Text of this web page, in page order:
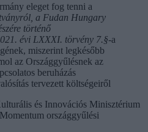
eleget fog tenni a
a Fudan Hungary
történő
évi LXXXI. törvény 7.§-a
miszerint legkésőbb
az Országgyűlésnek az
beruházás
tervezett költségeiről
és Innovációs Minisztérium
országgyűlési